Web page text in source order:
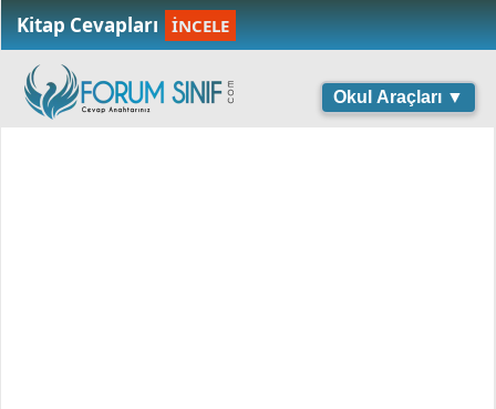
Kitap Cevapları İNCELE
Okul Araçları ▼